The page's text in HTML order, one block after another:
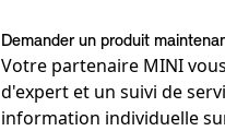
Demander un produit
Votre partenaire MINI
d'expert et un suivi de
information individuelle